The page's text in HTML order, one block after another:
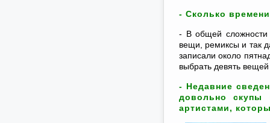
- Сколько
- В общей сложности
вещи, ремиксы и так
записали около
выбрать девять
- Недавние
довольно
артистами,